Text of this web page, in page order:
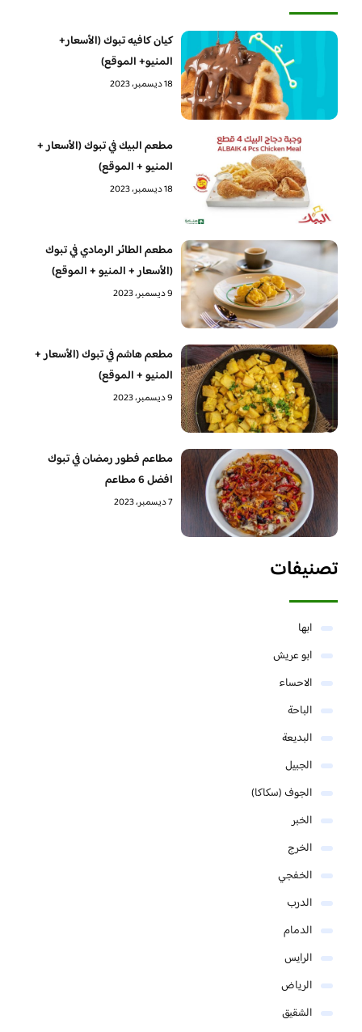
كيان كافيه تبوك (الأسعار+
المنيو+ الموقع)
18 ديسمبر، 2023
مطعم البيك في تبوك (الأسعار +
المنيو + الموقع)
18 ديسمبر، 2023
مطعم الطائر الرمادي في تبوك
(الأسعار + المنيو + الموقع)
9 ديسمبر، 2023
مطعم هاشم في تبوك (الأسعار +
المنيو + الموقع)
9 ديسمبر، 2023
مطاعم فطور رمضان في تبوك
افضل 6 مطاعم
7 ديسمبر، 2023
تصنيفات
ابها
ابو عريش
الاحساء
الباحة
البديعة
الجبيل
الجوف (سكاكا)
الخبر
الخرج
الخفجي
الدرب
الدمام
الرايس
الرياض
الشقيق